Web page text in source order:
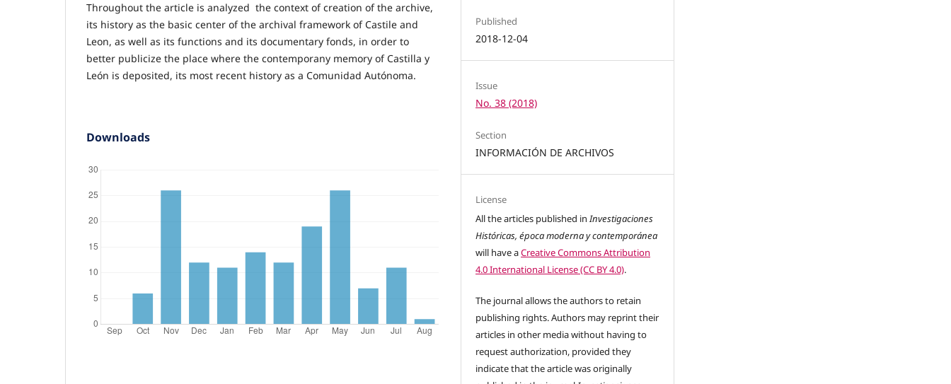
Throughout the article is analyzed the context of creation of the archive,
its history as the basic center of the archival framework of Castile and
Leon, as well as its functions and its documentary fonds, in order to
better publicize the place where the contemporany memory of Castilla y
León is deposited, its most recent history as a Comunidad Autónoma.
Downloads
Published
2018-12-04
Issue
No. 38 (2018)
Section
INFORMACIÓN DE ARCHIVOS
License
All the articles published inInvestigaciones
Históricas, época moderna y contemporánea
will have aCreative Commons Attribution
4.0 International License (CC BY 4.0).
The journal allows the authors to retain
publishing rights. Authors may reprint their
articles in other media without having to
request authorization, provided they
indicate that the article was originally